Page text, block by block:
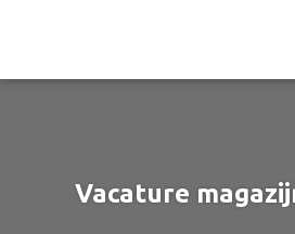
Vacature